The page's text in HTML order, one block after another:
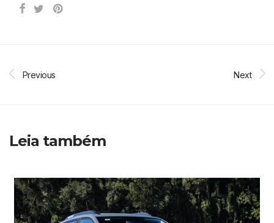
Previous Next
Leia também